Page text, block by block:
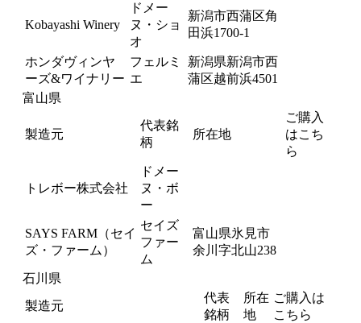
Kobayashi Winery
ドメー
ヌ・ショ
オ
新潟市西蒲区角
田浜1700-1
ホンダヴィンヤ
ーズ&ワイナリー
フェルミ
エ
新潟県新潟市西
蒲区越前浜4501
富山県
製造元
代表銘
柄
所在地
ご購入
はこち
ら
トレボー株式会社
ドメー
ヌ・ボ
ー
SAYS FARM（セイ
ズ・ファーム）
セイズ
ファー
ム
富山県氷見市
余川字北山238
石川県
製造元
代表
銘柄
所在
地
ご購入は
こちら